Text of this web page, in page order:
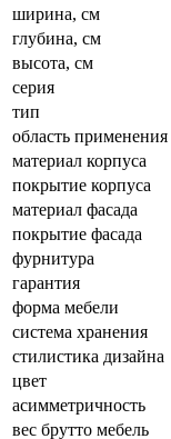
ширина, см
глубина, см
высота, см
серия
тип
область применения
материал корпуса
покрытие корпуса
материал фасада
покрытие фасада
фурнитура
гарантия
форма мебели
система хранения
стилистика дизайна
цвет
асимметричность
вес брутто мебель